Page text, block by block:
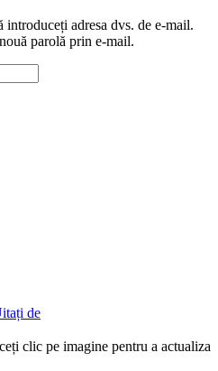
adresa dvs. de e-mail.
parolă prin e-mail.
de
clic pe imagine pentru a actualiza